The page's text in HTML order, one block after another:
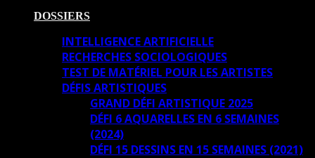
DOSSIERS
INTELLIGENCE ARTIFICIELLE
RECHERCHES SOCIOLOGIQUES
TEST DE MATÉRIEL POUR LES ARTISTES
DÉFIS ARTISTIQUES
GRAND DÉFI ARTISTIQUE 2025
DÉFI 6 AQUARELLES EN 6 SEMAINES
(2024)
DÉFI 15 DESSINS EN 15 SEMAINES (2021)